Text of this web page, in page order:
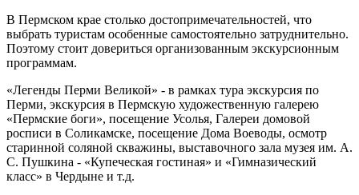
В Пермском крае столько достопримечательностей, что
выбрать туристам особенные самостоятельно затруднительно.
Поэтому стоит довериться организованным экскурсионным
программам.
«Легенды Перми Великой» - в рамках тура экскурсия по
Перми, экскурсия в Пермскую художественную галерею
«Пермские боги», посещение Усолья, Галереи домовой
росписи в Соликамске, посещение Дома Воеводы, осмотр
старинной соляной скважины, выставочного зала музея им. А.
С. Пушкина - «Купеческая гостиная» и «Гимназический
класс» в Чердыне и т.д.